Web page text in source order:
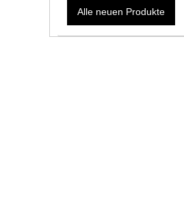
Alle neuen Produkte